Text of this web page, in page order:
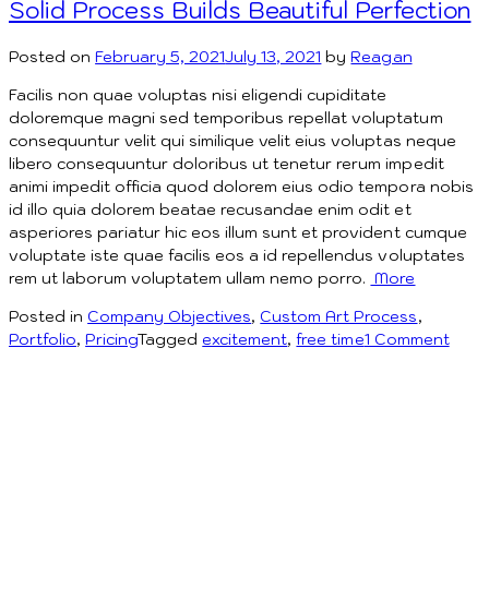
Solid Process Builds Beautiful Perfection
Posted onFebruary 5, 2021July 13, 2021 byReagan
Facilis non quae voluptas nisi eligendi cupiditate
doloremque magni sed temporibus repellat voluptatum
consequuntur velit qui similique velit eius voluptas neque
libero consequuntur doloribus ut tenetur rerum impedit
animi impedit officia quod dolorem eius odio tempora nobis
id illo quia dolorem beatae recusandae enim odit et
asperiores pariatur hic eos illum sunt et provident cumque
voluptate iste quae facilis eos a id repellendus voluptates
rem ut laborum voluptatem ullam nemo porro. More
Posted in Company Objectives, Custom Art Process,
Portfolio,PricingTagged excitement,free time1 Commenton